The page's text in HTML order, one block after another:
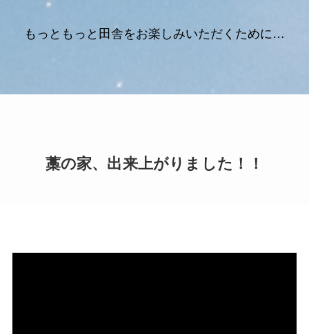
もっともっと田舎をお楽しみいただくために…
藁の家、出来上がりました！！